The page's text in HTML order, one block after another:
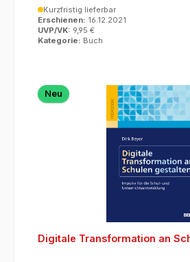
Kurzfristig lieferbar
Erschienen: 16.12.2021
UVP/VK: 9,95 €
Kategorie: Buch
Neu
Digitale Transformation an